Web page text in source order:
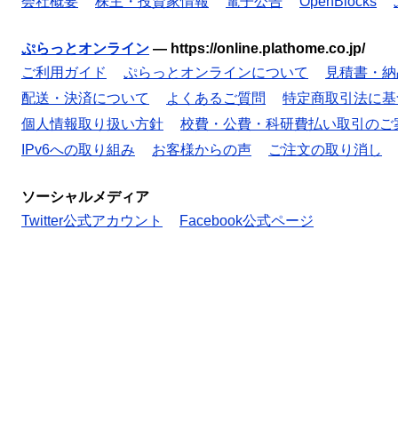
ぷらっとオンライン — https://online.plathome.co.jp/
ご利用ガイド
ぷらっとオンラインについて
見積書・
配送・決済について
よくあるご質問
特定商取引法に
個人情報取り扱い方針
校費・公費・科研費払い取引のご
IPv6への取り組み
お客様からの声 ご注文の取り消し
ソーシャルメディア
Twitter公式アカウント
Facebook公式ページ